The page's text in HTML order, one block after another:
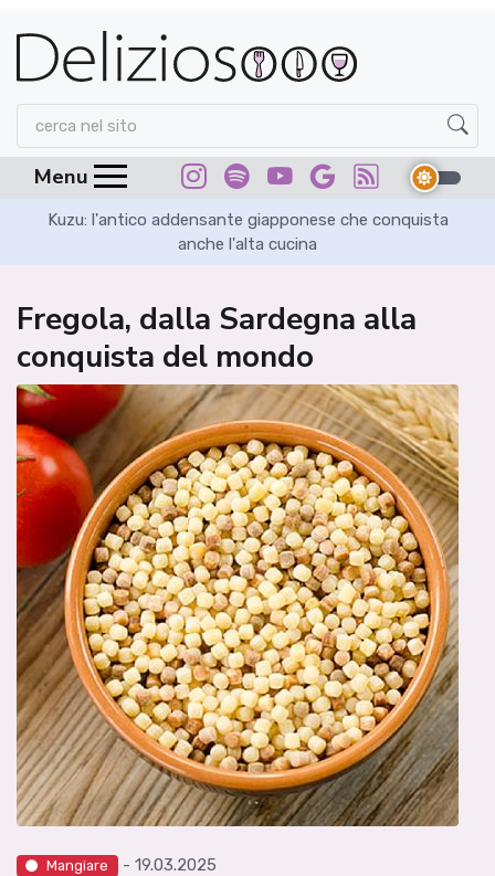
Menu
Kuzu: l'antico addensante giapponese che conquista
anche l'alta cucina
Fregola, dalla Sardegna alla
conquista del mondo
Mangiare - 19.03.2025